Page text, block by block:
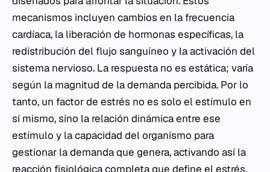
mecanismos incluyen cambios en la frecuencia
cardíaca, la liberación de hormonas específicas, la
redistribución del flujo sanguíneo y la activación del
sistema nervioso. La respuesta no es estática; varía
según la magnitud de la demanda percibida. Por lo
tanto, un factor de estrés no es solo el estímulo en
sí mismo, sino la relación dinámica entre ese
estímulo y la capacidad del organismo para
gestionar la demanda que genera, activando así la
reacción fisiológica completa que define el estrés.